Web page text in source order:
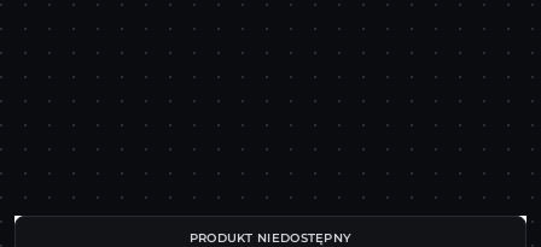
PRODUKT NIEDOSTĘPNY